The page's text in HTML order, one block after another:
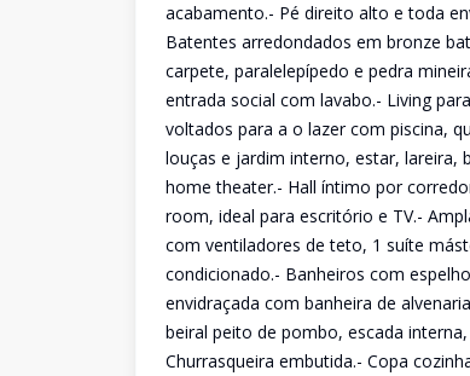
acabamento.- Pé direito alto e toda
Batentes arredondados em bronze
carpete, paralelepípedo e pedra
entrada social com lavabo.- Living
voltados para a o lazer com piscina,
louças e jardim interno, estar, lareira,
home theater.- Hall íntimo por
room, ideal para escritório e TV.-
com ventiladores de teto, 1 suíte
condicionado.- Banheiros com
envidraçada com banheira de
beiral peito de pombo, escada
Churrasqueira embutida.- Copa